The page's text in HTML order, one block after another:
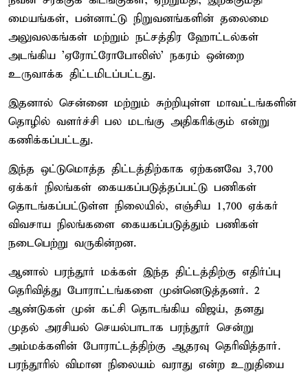
மையங்கள், பன்னாட்டு நிறுவனங்களின் தலைமை
அலுவலகங்கள் மற்றும் நட்சத்திர ஹோட்டல்கள்
அடங்கிய 'ஏரோட்ரோபோலிஸ்' நகரம் ஒன்றை
உருவாக்க திட்டமிடப்பட்டது.
இதனால் சென்னை மற்றும் சுற்றியுள்ள மாவட்டங்களின்
தொழில் வளர்ச்சி பல மடங்கு அதிகரிக்கும் என்று
கணிக்கப்பட்டது.
இந்த ஒட்டுமொத்த திட்டத்திற்காக ஏற்கனவே 3,700
ஏக்கர் நிலங்கள் கையகப்படுத்தப்பட்டு பணிகள்
தொடங்கப்பட்டுள்ள நிலையில், எஞ்சிய 1,700 ஏக்கர்
விவசாய நிலங்களை கையகப்படுத்தும் பணிகள்
நடைபெற்று வருகின்றன.
ஆனால் பரந்தூர் மக்கள் இந்த திட்டத்திற்கு எதிர்ப்பு
தெரிவித்து போராட்டங்களை முன்னெடுத்தனர். 2
ஆண்டுகள் முன் கட்சி தொடங்கிய விஜய், தனது
முதல் அரசியல் செயல்பாடாக பரந்தூர் சென்று
அம்மக்களின் போராட்டத்திற்கு ஆதரவு தெரிவித்தார்.
பரந்தூரில் விமான நிலையம் வராது என்ற உறுதியை